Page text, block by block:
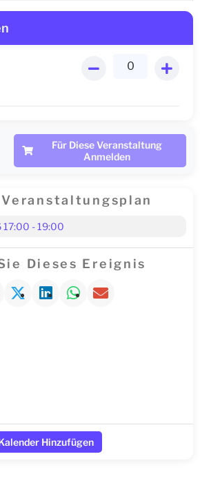
Für Diese Veranstaltung
Anmelden
17:00 - 19:00
Dieses Ereignis
Hinzufügen